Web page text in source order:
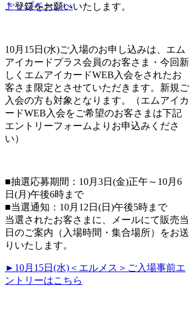
ご登録をお願いいたします。
10月15日(水)ご入場のお申し込みは、エム
アイカードプラス会員のお客さま・今回新
しくエムアイカードWEB入会をされたお
客さま限定とさせていただきます。新規ご
入会の方も対象となります。（エムアイカ
ードWEB入会をご希望のお客さまは下記
エントリーフォームよりお申込みくださ
い）
■抽選応募期間：10月3日(金)正午～10月6
日(月)午後6時まで
■当選通知：10月12日(日)午後5時まで
当選されたお客さまに、メールにて販売当
日のご案内（入場時間・集合場所）をお送
りいたします。
►10月15日(水)＜エルメス＞ご入場事前エ
ントリーはこちら
トップページへ